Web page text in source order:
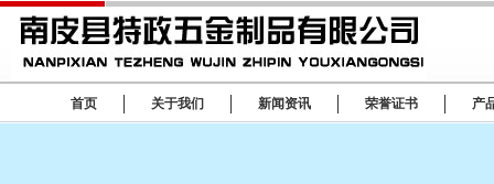
首页 关于我们 新闻资讯 荣誉证书 产